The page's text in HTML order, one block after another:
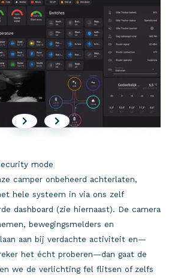
mode
camper onbeheerd achterlaten,
hele systeem in via ons zelf
dashboard (zie hiernaast). De camera
bewegingsmelders en
aan bij verdachte activiteit en—
het écht proberen—dan gaat de
we de verlichting fel flitsen of zelfs